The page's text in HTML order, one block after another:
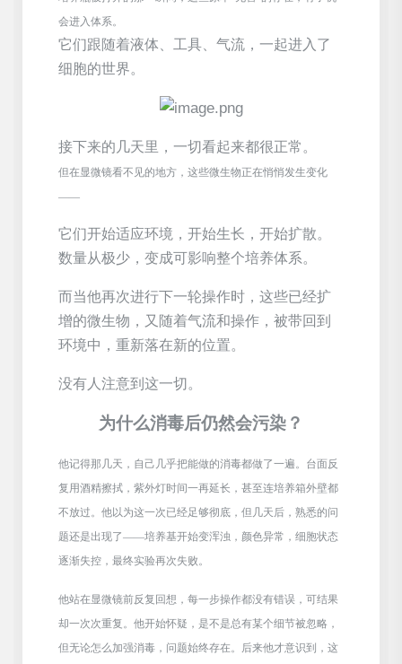
会进入体系。
它们跟随着液体、工具、气流，一起进入了
细胞的世界。
接下来的几天里，一切看起来都很正常。
但在显微镜看不见的地方，这些微生物正在悄悄发生变化
——
它们开始适应环境，开始生长，开始扩散。
数量从极少，变成可影响整个培养体系。
而当他再次进行下一轮操作时，这些已经扩
增的微生物，又随着气流和操作，被带回到
环境中，重新落在新的位置。
没有人注意到这一切。
为什么消毒后仍然会污染？
他记得那几天，自己几乎把能做的消毒都做了一遍。台面反
复用酒精擦拭，紫外灯时间一再延长，甚至连培养箱外壁都
不放过。他以为这一次已经足够彻底，但几天后，熟悉的问
题还是出现了——培养基开始变浑浊，颜色异常，细胞状态
逐渐失控，最终实验再次失败。
他站在显微镜前反复回想，每一步操作都没有错误，可结果
却一次次重复。他开始怀疑，是不是总有某个细节被忽略，
但无论怎么加强消毒，问题始终存在。后来他才意识到，这